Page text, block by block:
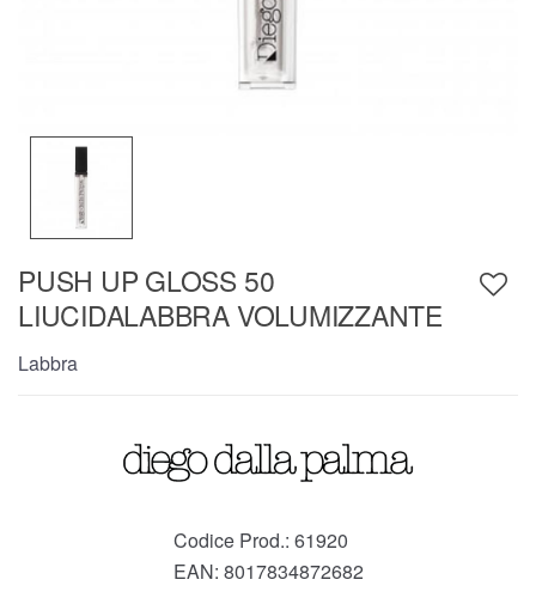
PUSH UP GLOSS 50
LIUCIDALABBRA VOLUMIZZANTE
Labbra
Codice Prod.: 61920
EAN: 8017834872682